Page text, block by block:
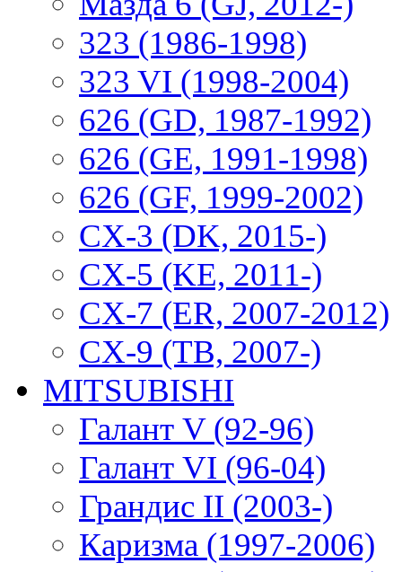
323 (1986-1998)
323 VI (1998-2004)
626 (GD, 1987-1992)
626 (GE, 1991-1998)
626 (GF, 1999-2002)
CX-3 (DK, 2015-)
CX-5 (KE, 2011-)
CX-7 (ER, 2007-2012)
CX-9 (TB, 2007-)
MITSUBISHI
Галант V (92-96)
Галант VI (96-04)
Грандис II (2003-)
Каризма (1997-2006)